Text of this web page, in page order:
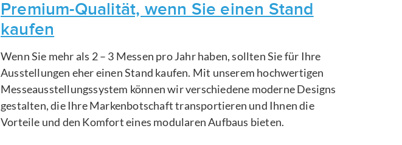
Premium-Qualität, wenn Sie einen Stand
kaufen
Wenn Sie mehr als 2 – 3 Messen pro Jahr haben, sollten Sie für Ihre
Ausstellungen eher einen Stand kaufen. Mit unserem hochwertigen
Messeausstellungssystem können wir verschiedene moderne Designs
gestalten, die Ihre Markenbotschaft transportieren und Ihnen die
Vorteile und den Komfort eines modularen Aufbaus bieten.